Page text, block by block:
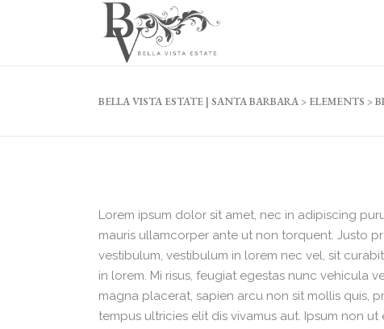
BELLA VISTA ESTATE | SANTA BARBARA> ELEMENTS >
Lorem ipsum dolor sit amet, nec in adipiscing
mauris ullamcorper ante ut non torquent. Justo
vestibulum, vestibulum in lorem nec vel, sit
in lorem. Mi risus, feugiat egestas nunc vehicula
magna placerat, sapien arcu non sit mollis quis,
tempus ultricies elit dis vivamus aut. Ipsum non